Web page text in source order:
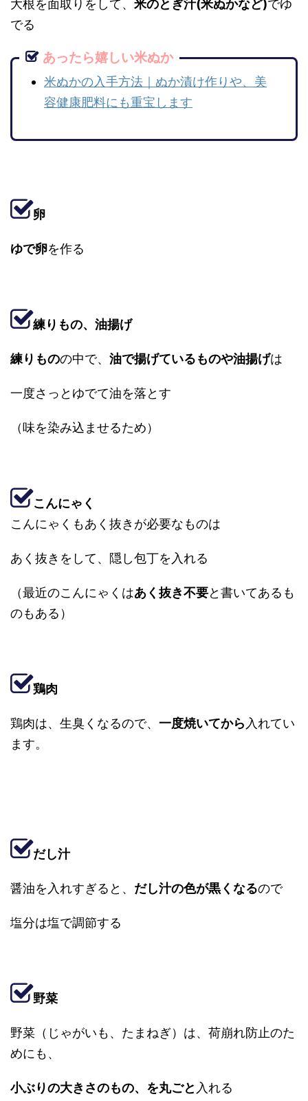
大根を面取りをして、 米のとぎ汁(米ぬかなど)でゆ
でる
あったら嬉しい米ぬか
米ぬかの入手方法｜ぬか漬け作りや、美
容健康肥料にも重宝します
卵
ゆで卵を作る
練りもの、油揚げ
練りものの中で、 油で揚げているものや油揚げは
一度さっとゆでて油を落とす
（味を染み込ませるため）
こんにゃく
こんにゃくもあく抜きが必要なものは
あく抜きをして、隠し包丁を入れる
（最近のこんにゃくはあく抜き不要と書いてあるも
のもある）
鶏肉
鶏肉は、生臭くなるので、 一度焼いてから 入れてい
ます。
だし汁
醤油を入れすぎると、 だし汁の色が黒くなるので
塩分は塩で調節する
野菜
野菜（じゃがいも、たまねぎ）は、荷崩れ防止のた
めにも、
小ぶりの大きさのもの、 を丸ごと 入れる